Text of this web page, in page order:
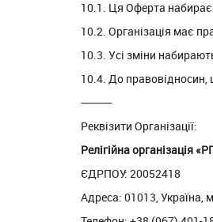
10.1. Ця Оферта набирає
10.2. Організація має
10.3. Усі зміни
10.4. До правовідносин,
⸻
Реквізити Організації:
Релігійна організація
ЄДРПОУ: 20052418
Адреса: 01013, Україна,